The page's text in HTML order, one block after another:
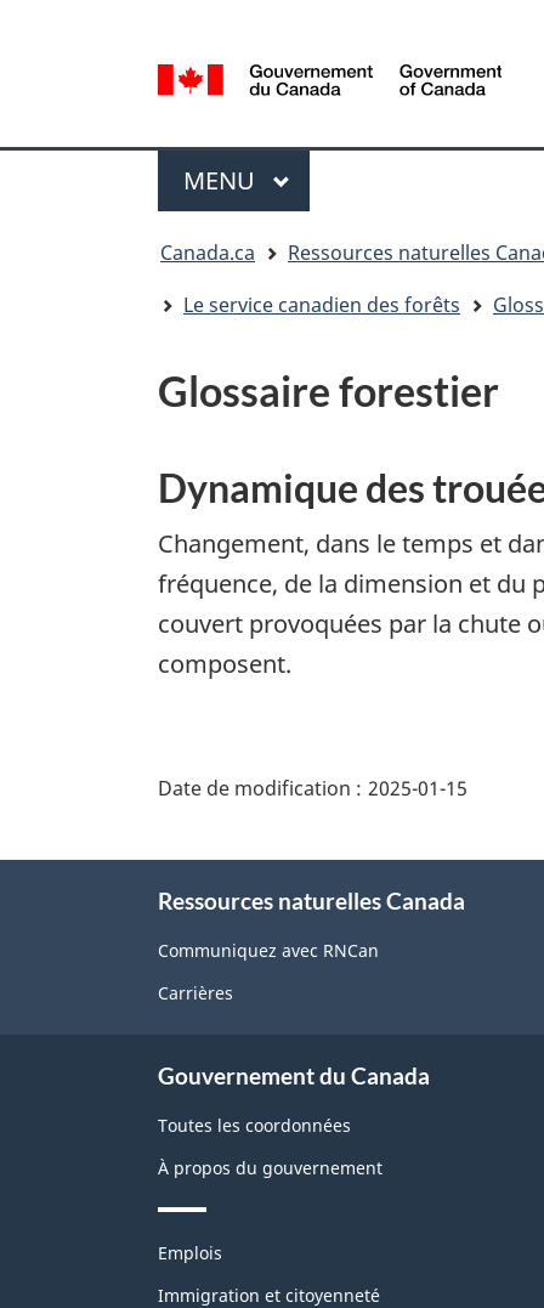
de
la
Government
MENU PRINCIPAL
Canada.ca
Ressources naturelles
Le service canadien des forêts
Glossaire forestier
Dynamique des
Changement, dans le temps et
fréquence, de la dimension et du
couvert provoquées par la chute
composent.
de
page"
Date de modification : 2025-01-15
Ressources naturelles Canada
Communiquez avec RNCan
Carrières
Gouvernement du Canada
Toutes les coordonnées
À propos du gouvernement
Thèmes
sujets
Emplois
Immigration et citoyenneté